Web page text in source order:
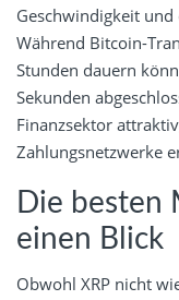
Geschwindigkeit
Während Bitcoin-
Stunden dauern
Sekunden
Finanzsektor
Zahlungsnetzwerke
Die besten
einen Blick
Obwohl XRP nicht